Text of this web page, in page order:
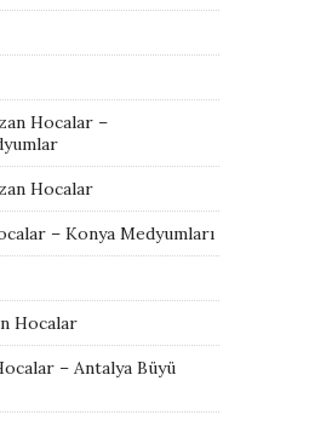
Hocalar –
Hocalar
– Konya Medyumları
Hocalar
– Antalya Büyü